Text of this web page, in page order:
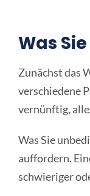
Was
Zunächst das
verschiedene
vernünftig,
Was Sie
auffordern.
schwieriger